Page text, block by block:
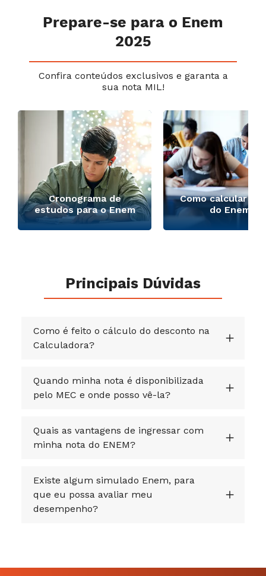
Prepare-se para o Enem
2025
Confira conteúdos exclusivos e garanta a
sua nota MIL!
Cronograma de
estudos para o Enem
Como calcular a
do Enem
Principais Dúvidas
Como é feito o cálculo do desconto na
Calculadora?
Quando minha nota é disponibilizada
pelo MEC e onde posso vê-la?
Quais as vantagens de ingressar com
minha nota do ENEM?
Existe algum simulado Enem, para
que eu possa avaliar meu
desempenho?